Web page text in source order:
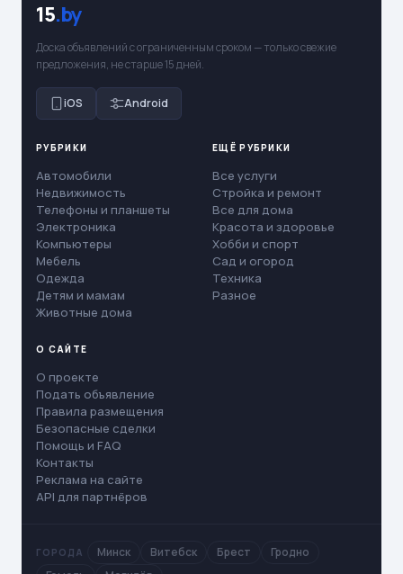
15.by
Доска объявлений с ограниченным сроком — только свежие
предложения, не старше 15 дней.
iOS Android
РУБРИКИ
Автомобили
Недвижимость
Телефоны и планшеты
Электроника
Компьютеры
Мебель
Одежда
Детям и мамам
Животные дома
ЕЩЁ РУБРИКИ
Все услуги
Стройка и ремонт
Все для дома
Красота и здоровье
Хобби и спорт
Сад и огород
Техника
Разное
О САЙТЕ
О проекте
Подать объявление
Правила размещения
Безопасные сделки
Помощь и FAQ
Контакты
Реклама на сайте
API для партнёров
ГОРОДА Минск Витебск Брест
Гродно